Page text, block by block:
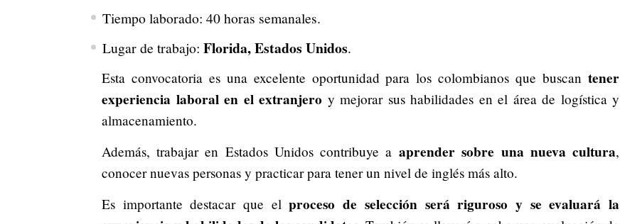
Tiempo laborado: 40 horas semanales.
Lugar de trabajo: Florida, Estados Unidos.
Esta convocatoria es una excelente oportunidad para los colombianos que buscan tener
experiencia laboral en el extranjero y mejorar sus habilidades en el área de logística y
almacenamiento.
Además, trabajar en Estados Unidos contribuye a aprender sobre una nueva cultura,
conocer nuevas personas y practicar para tener un nivel de inglés más alto.
Es importante destacar que elproceso de selección será riguroso y se evaluará la